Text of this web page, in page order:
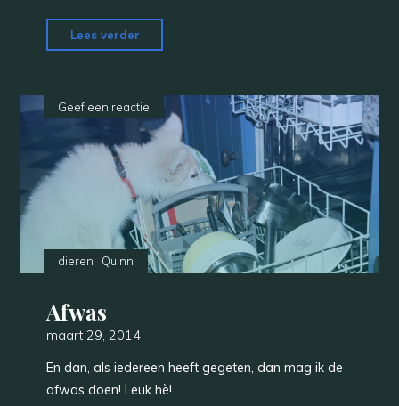
Lees verder
dieren Quinn
Geef een reactie
Afwas
maart 29, 2014
En dan, als iedereen heeft gegeten, dan mag ik de
afwas doen! Leuk hè!